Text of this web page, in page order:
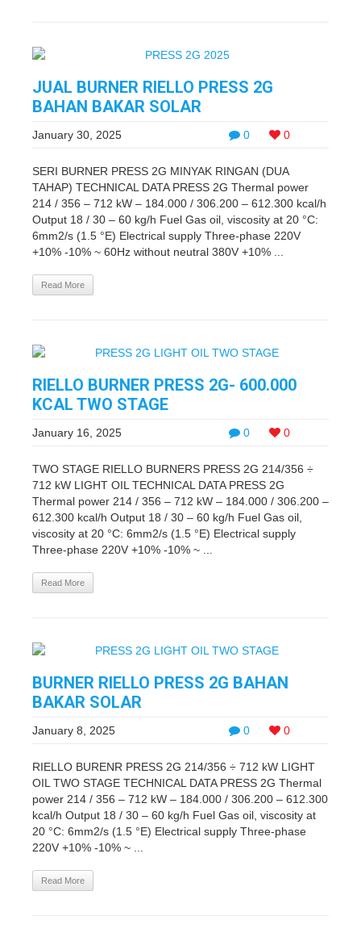
JUAL BURNER RIELLO PRESS 2G
BAHAN BAKAR SOLAR
0 0
January 30, 2025
SERI BURNER PRESS 2G MINYAK RINGAN (DUA
TAHAP) TECHNICAL DATA PRESS 2G Thermal power
214 / 356 – 712 kW – 184.000 / 306.200 – 612.300 kcal/h
Output 18 / 30 – 60 kg/h Fuel Gas oil, viscosity at 20 °C:
6mm2/s (1.5 °E) Electrical supply Three-phase 220V
+10% -10% ~ 60Hz without neutral 380V +10% ...
Read More
RIELLO BURNER PRESS 2G- 600.000
KCAL TWO STAGE
0 0
January 16, 2025
TWO STAGE RIELLO BURNERS PRESS 2G 214/356 ÷
712 kW LIGHT OIL TECHNICAL DATA PRESS 2G
Thermal power 214 / 356 – 712 kW – 184.000 / 306.200 –
612.300 kcal/h Output 18 / 30 – 60 kg/h Fuel Gas oil,
viscosity at 20 °C: 6mm2/s (1.5 °E) Electrical supply
Three-phase 220V +10% -10% ~ ...
Read More
BURNER RIELLO PRESS 2G BAHAN
BAKAR SOLAR
0 0
January 8, 2025
RIELLO BURENR PRESS 2G 214/356 ÷ 712 kW LIGHT
OIL TWO STAGE TECHNICAL DATA PRESS 2G Thermal
power 214 / 356 – 712 kW – 184.000 / 306.200 – 612.300
kcal/h Output 18 / 30 – 60 kg/h Fuel Gas oil, viscosity at
20 °C: 6mm2/s (1.5 °E) Electrical supply Three-phase
220V +10% -10% ~ ...
Read More